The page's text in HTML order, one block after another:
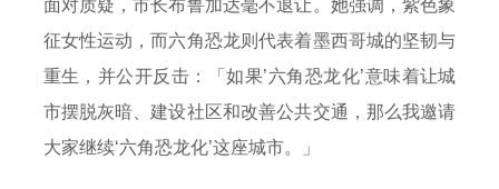
面对质疑，市长布鲁加达毫不退让。她强调，紫色象
征女性运动，而六角恐龙则代表着墨西哥城的坚韧与
重生，并公开反击：「如果’六角恐龙化’意味着让城
市摆脱灰暗、建设社区和改善公共交通，那么我邀请
大家继续‘六角恐龙化’这座城市。」